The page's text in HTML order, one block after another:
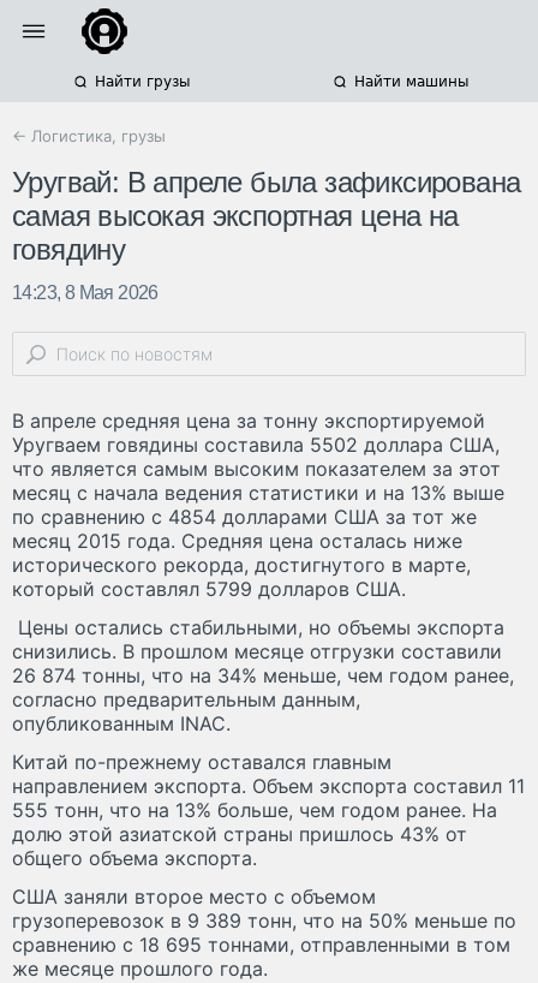
Найти грузы Найти машины
← Логистика, грузы
Уругвай: В апреле была зафиксирована
самая высокая экспортная цена на
говядину
14:23, 8 Мая 2026
В апреле средняя цена за тонну экспортируемой
Уругваем говядины составила 5502 доллара США,
что является самым высоким показателем за этот
месяц с начала ведения статистики и на 13% выше
по сравнению с 4854 долларами США за тот же
месяц 2015 года. Средняя цена осталась ниже
исторического рекорда, достигнутого в марте,
который составлял 5799 долларов США.
Цены остались стабильными, но объемы экспорта
снизились. В прошлом месяце отгрузки составили
26 874 тонны, что на 34% меньше, чем годом ранее,
согласно предварительным данным,
опубликованным INAC.
Китай по-прежнему оставался главным
направлением экспорта. Объем экспорта составил 11
555 тонн, что на 13% больше, чем годом ранее. На
долю этой азиатской страны пришлось 43% от
общего объема экспорта.
США заняли второе место с объемом
грузоперевозок в 9 389 тонн, что на 50% меньше по
сравнению с 18 695 тоннами, отправленными в том
же месяце прошлого года.